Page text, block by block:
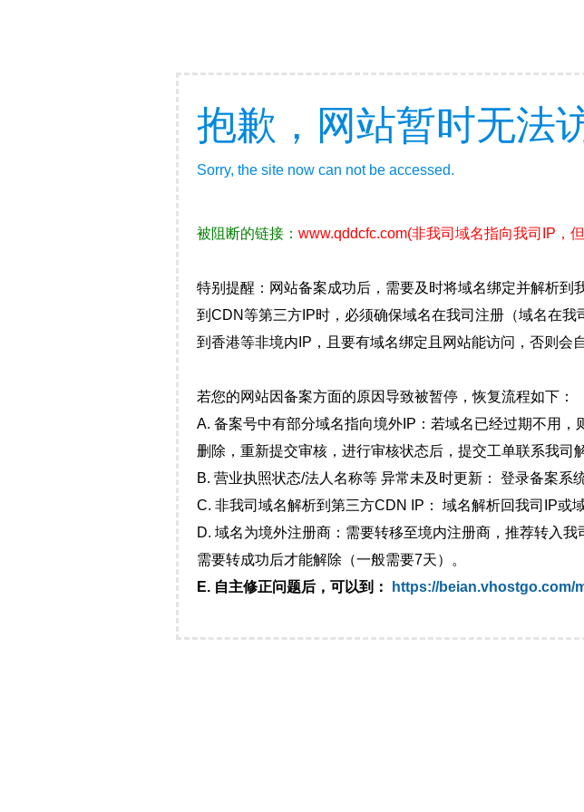
抱歉，网站暂时无法
Sorry, the site now can not be accessed.
被阻断的链接： www.qddcfc.com(非我司域名指向我司IP，
特别提醒：网站备案成功后，需要及时将域名绑定并解析
到CDN等第三方IP时，必须确保域名在我司注册（域名在
到香港等非境内IP，且要有域名绑定且网站能访问，否则
若您的网站因备案方面的原因导致被暂停，恢复流程如下：
A. 备案号中有部分域名指向境外IP：若域名已经过期不用，
删除，重新提交审核，进行审核状态后，提交工单联系我司
B. 营业执照状态/法人名称等 异常未及时更新： 登录备案系
C. 非我司域名解析到第三方CDN IP： 域名解析回我司IP或
D. 域名为境外注册商：需要转移至境内注册商，推荐转入我
需要转成功后才能解除（一般需要7天）。
E. 自主修正问题后，可以到：
https://beian.vhostgo.com/